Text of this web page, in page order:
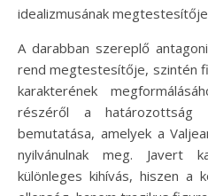
idealizmusának
A darabban szereplő
rend megtestesítője, szintén
karakterének
részéről a
bemutatása, amelyek a
nyilvánulnak meg. Javert
különleges kihívás, hiszen a